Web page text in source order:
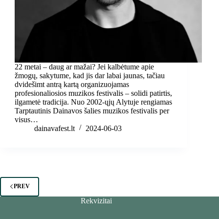
22 metai – daug ar mažai? Jei kalbėtume apie
žmogų, sakytume, kad jis dar labai jaunas, tačiau
dvidešimt antrą kartą organizuojamas
profesionaliosios muzikos festivalis – solidi patirtis,
ilgametė tradicija. Nuo 2002-ųjų Alytuje rengiamas
Tarptautinis Dainavos šalies muzikos festivalis per
visus…
dainavafest.lt
2024-06-03
PREV
Rekvizitai